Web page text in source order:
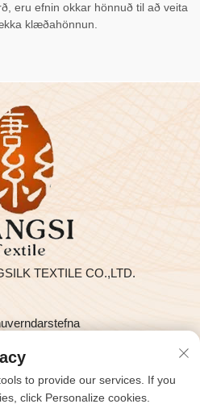
eru efnin okkar hönnuð til að veita
klæðahönnun.
TEXTILE CO.,LTD.
TANGSILK TEXTILE
samband
to provide our services. If you
click Personalize cookies.